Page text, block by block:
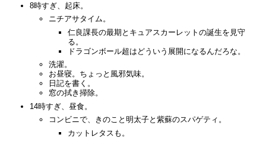
8時すぎ、起床。
ニチアサタイム。
仁良課長の最期とキュアスカーレットの誕生を見守
る。
ドラゴンボール超はどういう展開になるんだろな。
洗濯。
お昼寝。ちょっと風邪気味。
日記を書く。
窓の拭き掃除。
14時すぎ、昼食。
コンビニで、きのこと明太子と紫蘇のスパゲティ。
カットレタスも。